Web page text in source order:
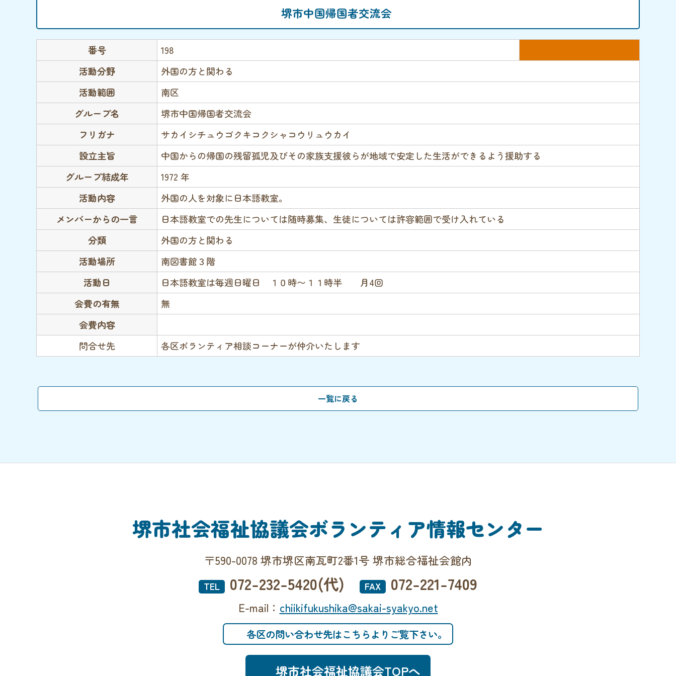
堺市中国帰国者交流会
番号
198
活動分野
外国の方と関わる
活動範囲
南区
グループ名
堺市中国帰国者交流会
フリガナ
サカイシチュウゴクキコクシャコウリュウカイ
設立主旨
中国からの帰国の残留孤児及びその家族支援彼らが地域で安定した生活ができるよう援助する
グループ結成年
1972 年
活動内容
外国の人を対象に日本語教室。
メンバーからの一言
日本語教室での先生については随時募集、生徒については許容範囲で受け入れている
分類
外国の方と関わる
活動場所
南図書館３階
活動日
日本語教室は毎週日曜日 １０時〜１１時半 月4回
会費の有無
無
会費内容
問合せ先
各区ボランティア相談コーナーが仲介いたします
堺市社会福祉協議会ボランティア情報センター
〒590-0078 堺市堺区南瓦町2番1号 堺市総合福祉会館内
TEL 072-232-5420(代) FAX 072-221-7409
E-mail： chiikifukushika@sakai-syakyo.net
各区の問い合わせ先はこちらよりご覧下さい。
堺市社会福祉協議会TOPへ